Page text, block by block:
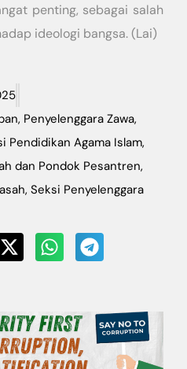
penting, sebagai salah
ideologi bangsa. (Lai)
, Penyelenggara Zawa,
Pendidikan Agama Islam,
dan Pondok Pesantren,
, Seksi Penyelenggara